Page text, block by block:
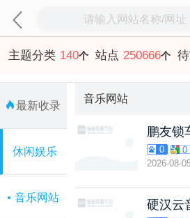
主题分类 140个 站点 250666个
最新收录
休闲娱乐
音乐网站
音乐网站
鹏友锁
0 0
2026-08-
硬汉云